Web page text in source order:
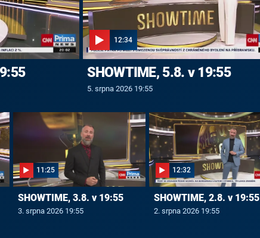
12:34
SHOWTIME, 5.8. v 19:55
5. srpna 2026 19:55
11:25
SHOWTIME, 3.8. v 19:55
3. srpna 2026 19:55
12:32
SHOWTIME, 2.8. v 19:55
2. srpna 2026 19:55